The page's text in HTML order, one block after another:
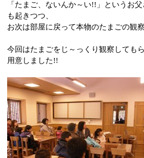
「たまご、ないんか～い!! 」というお
も起きつつ、
お次は部屋に戻って本物のたまごの観
今回はたまごをじ～っくり観察しても
用意しました!!